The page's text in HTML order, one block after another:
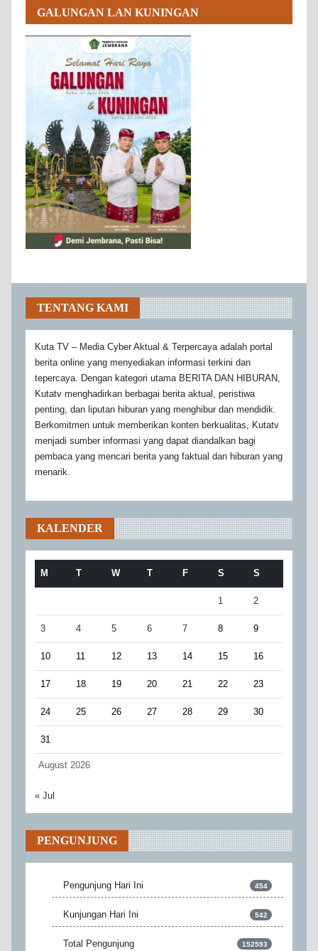
GALUNGAN LAN KUNINGAN
TENTANG KAMI
Kuta TV – Media Cyber Aktual & Terpercaya adalah portal
berita online yang menyediakan informasi terkini dan
tepercaya. Dengan kategori utama BERITA DAN HIBURAN,
Kutatv menghadirkan berbagai berita aktual, peristiwa
penting, dan liputan hiburan yang menghibur dan mendidik.
Berkomitmen untuk memberikan konten berkualitas, Kutatv
menjadi sumber informasi yang dapat diandalkan bagi
pembaca yang mencari berita yang faktual dan hiburan yang
menarik.
KALENDER
August 2026
M T W T F S S
1 2
3 4 5 6 7 8 9
10 11 12 13 14 15 16
17 18 19 20 21 22 23
24 25 26 27 28 29 30
31
« Jul
PENGUNJUNG
Pengunjung Hari Ini 454
Kunjungan Hari Ini 542
Total Pengunjung 152593